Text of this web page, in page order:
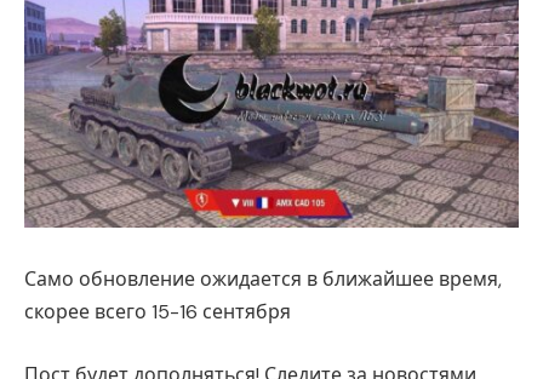
Само обновление ожидается в ближайшее время,
скорее всего 15-16 сентября